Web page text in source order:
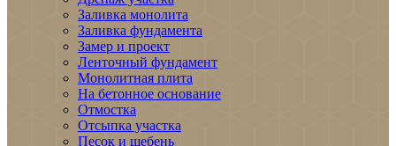
Заливка монолита
Заливка фундамента
Замер и проект
Ленточный фундамент
Монолитная плита
На бетонное основание
Отмостка
Отсыпка участка
Песок и щебень